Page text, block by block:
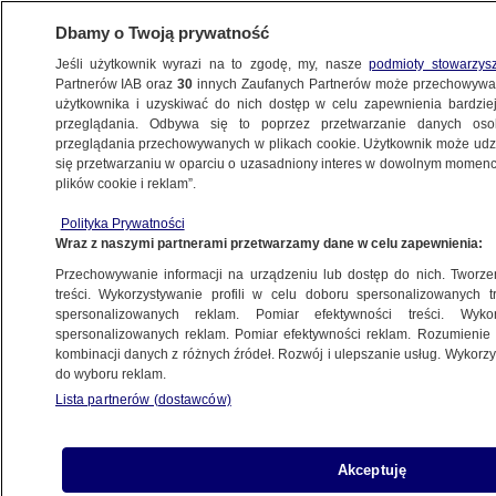
BIZNES
ZE ŚWIATA
w dostawach prądu osiągają 90 godzin
Oprac.Alicja Skiba
10.06.2026, 07:44
Posłuchaj artykułu
Czyta lektor AI
Dbamy o Twoją prywatność
Jeśli użytkownik wyrazi na to zgodę, my, naszepodmioty
Partnerów IAB oraz30 innych Zaufanych Partnerów może
użytkownika i uzyskiwać do nich dostęp w celu zapewnienia
przeglądania. Odbywa się to poprzez przetwarzanie danych
przeglądania przechowywanych w plikach cookie. Użytkownik może
się przetwarzaniu w oparciu o uzasadniony interes w dowolnym
plików cookie i reklam”.
Polityka Prywatności
Wraz z naszymi partnerami przetwarzamy dane w celu zapewnienia:
Przechowywanie informacji na urządzeniu lub dostęp do nich.
treści. Wykorzystywanie profili w celu doboru spersonalizowanych
spersonalizowanych reklam. Pomiar efektywności treści.
spersonalizowanych reklam. Pomiar efektywności reklam.
kombinacji danych z różnych źródeł. Rozwój i ulepszanie usług.
do wyboru reklam.
Lista partnerów (dostawców)
Akceptuję